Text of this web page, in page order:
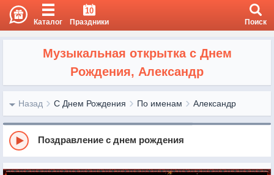
Каталог
10
Праздники Поиск
Музыкальная открытка с Днем
Рождения, Александр
Назад С Днем Рождения По именам Александр
Поздравление с днем рождения